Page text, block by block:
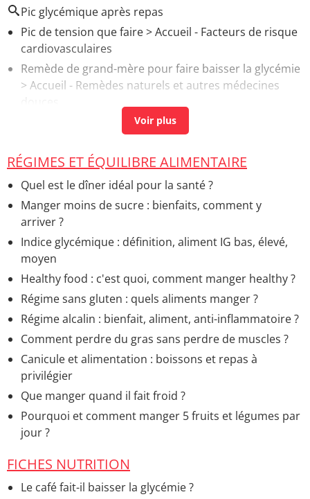
Pic glycémique après repas
Pic de tension que faire> Accueil - Facteurs de risque
cardiovasculaires
Remède de grand-mère pour faire baisser la glycémie
> Accueil - Remèdes naturels et autres médecines
> Accueil - Analyses de sang
RÉGIMES ET ÉQUILIBRE ALIMENTAIRE
Quel est le dîner idéal pour la santé ?
Manger moins de sucre : bienfaits, comment y
arriver ?
Indice glycémique : définition, aliment IG bas, élevé,
moyen
Healthy food : c'est quoi, comment manger healthy ?
Régime sans gluten : quels aliments manger ?
Régime alcalin : bienfait, aliment, anti-inflammatoire ?
Comment perdre du gras sans perdre de muscles ?
Canicule et alimentation : boissons et repas à
privilégier
Que manger quand il fait froid ?
Pourquoi et comment manger 5 fruits et légumes par
jour ?
FICHES NUTRITION
Le café fait-il baisser la glycémie ?